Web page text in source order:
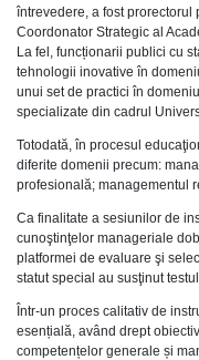
întrevedere, a fost prorectorul
Coordonator Strategic al
La fel, funcționarii publici cu
tehnologii inovative în
unui set de practici în
specializate din cadrul
Totodată, în procesul
diferite domenii precum:
profesională; managementul
Ca finalitate a sesiunilor de
cunoştinţelor manageriale
platformei de evaluare şi
statut special au susţinut testul
Într-un proces calitativ de
esențială, având drept
competențelor generale și